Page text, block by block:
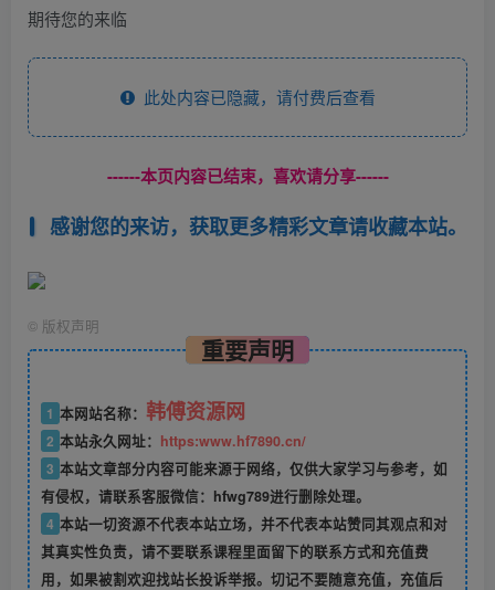
期待您的来临
此处内容已隐藏，请付费后查看
------本页内容已结束，喜欢请分享------
感谢您的来访，获取更多精彩文章请收藏本站。
© 版权声明
重要声明
1 本网站名称： 韩傅资源网
2 本站永久网址： https:www.hf7890.cn/
3 本站文章部分内容可能来源于网络，仅供大家学习与参考，如
有侵权，请联系客服微信：hfwg789进行删除处理。
4 本站一切资源不代表本站立场，并不代表本站赞同其观点和对
其真实性负责，请不要联系课程里面留下的联系方式和充值费
用，如果被割欢迎找站长投诉举报。切记不要随意充值，充值后